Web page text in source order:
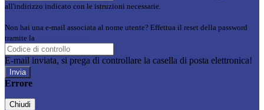
all'indirizzo indicato con le istruzioni necessarie.
Non hai una e-mail associata al nome utente? Effettua il reset della password
tramite la
E-mail inviata, si prega di controllare la casella di posta elettronica!
Errore
Chiudi